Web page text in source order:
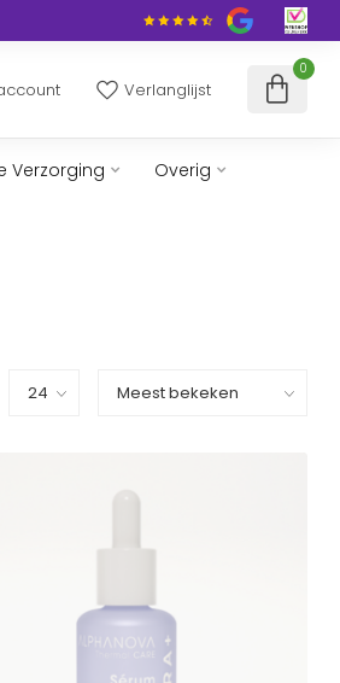
Verlanglijst
0
Verzorging Overig